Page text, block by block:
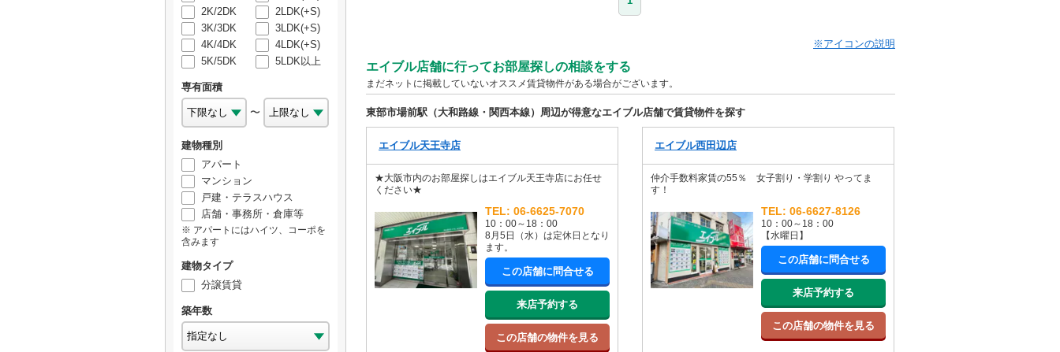
2K/2DK
2LDK(+S)
3K/3DK
3LDK(+S)
4K/4DK
4LDK(+S)
5K/5DK
5LDK以上
専有面積
〜
建物種別
アパート
マンション
戸建・テラスハウス
店舗・事務所・倉庫等
アパートにはハイツ、コーポを
含みます
建物タイプ
分譲賃貸
築年数
※アイコンの説明
エイブル店舗に行ってお部屋探しの相談をする
まだネットに掲載していないオススメ賃貸物件がある場合がございます。
東部市場前駅（大和路線・関西本線）周辺が得意なエイブル店舗で賃貸物件を探す
エイブル天王寺店
★大阪市内のお部屋探しはエイブル天王寺店にお任せ
ください★
TEL: 06-6625-7070
10：00～18：00
8月5日（水）は定休日となり
ます。
この店舗に問合せる
来店予約する
この店舗の物件を見る
エイブル西田辺店
仲介手数料家賃の55％ 女子割り・学割り やってま
す！
TEL: 06-6627-8126
10：00～18：00
【水曜日】
この店舗に問合せる
来店予約する
この店舗の物件を見る